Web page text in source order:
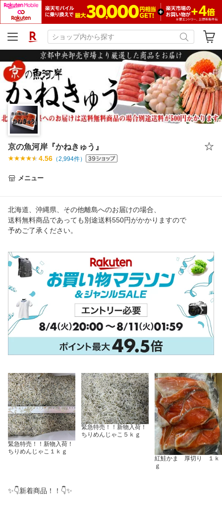
京の魚河岸『かねきゅう』
4.56 （2,994件）
メニュー
北海道、沖縄県、その他離島へのお届けの場合、
送料無料商品であっても別途送料550円がかかりますので
予めご了承ください。
緊急特売！！新物入荷！
ちりめんじゃこ１ｋｇ
緊急特売！！新物入荷！
ちりめんじゃこ５ｋｇ
紅鮭かま 厚切り １ｋ
ｇ
✨👇新着商品！！👇✨